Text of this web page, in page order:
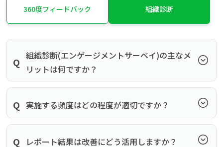
HRコラム
お知らせ
会社情報
よくある質問
360度フィードバック 組織診断
Q
組織診断(エンゲージメントサーベイ)の主なメ
リットは何ですか？
Q 実施する頻度はどの程度が適切ですか？
Q レポート結果は改善にどう活用しますか？